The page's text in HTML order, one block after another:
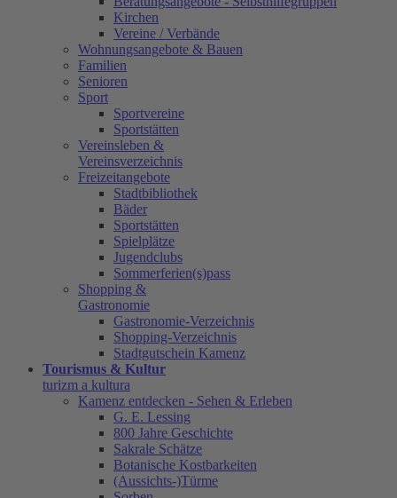
Kirchen
Vereine / Verbände
Wohnungsangebote & Bauen
Familien
Senioren
Sport
Sportvereine
Sportstätten
Vereinsleben &
Vereinsverzeichnis
Freizeitangebote
Stadtbibliothek
Bäder
Sportstätten
Spielplätze
Jugendclubs
Sommerferien(s)pass
Shopping &
Gastronomie
Gastronomie-Verzeichnis
Shopping-Verzeichnis
Stadtgutschein Kamenz
Tourismus & Kultur
turizm a kultura
Kamenz entdecken - Sehen & Erleben
G. E. Lessing
800 Jahre Geschichte
Sakrale Schätze
Botanische Kostbarkeiten
(Aussichts-)Türme